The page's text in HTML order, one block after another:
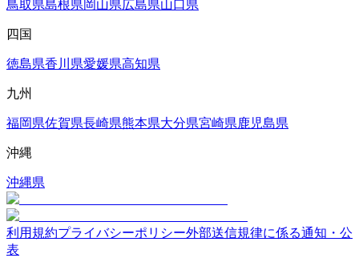
鳥取県島根県岡山県広島県山口県
四国
徳島県香川県愛媛県高知県
九州
福岡県佐賀県長崎県熊本県大分県宮崎県鹿児島県
沖縄
沖縄県
利用規約プライバシーポリシー外部送信規律に係る通知・公
表